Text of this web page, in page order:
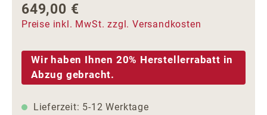
Regulärer Preis:
649,00 €
Preise inkl. MwSt. zzgl. Versandkosten
Wir haben Ihnen 20% Herstellerrabatt in
Abzug gebracht.
Lieferzeit: 5-12 Werktage